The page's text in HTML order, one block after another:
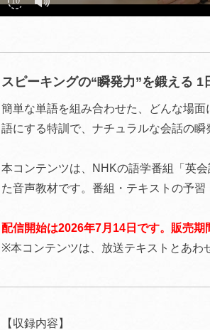
スピーキングの“瞬発力”を鍛える 1
簡単な単語を組み合わせた、どんな場
語にする特訓で、ナチュラルな会話の瞬
本コンテンツは、NHKの語学番組「英
た音声教材です。番組・テキストの予習
配信開始は2026年7月14日です。販売期
※本コンテンツは、放送テキストとあわ
【収録内容】